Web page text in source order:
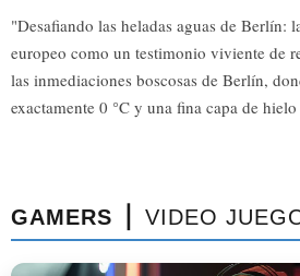
"Desafiando las heladas aguas de Berlín:
europeo como un testimonio viviente de
las inmediaciones boscosas de Berlín,
exactamente 0 °C y una fina capa de
GAMERS ⎪ VIDEO